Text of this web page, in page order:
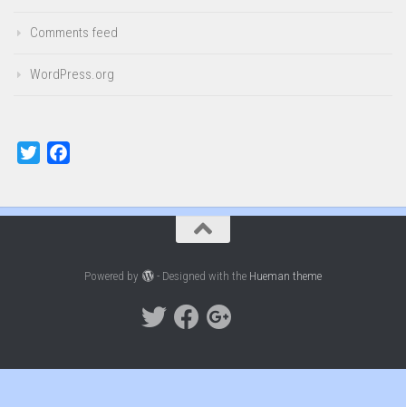
Comments feed
WordPress.org
Twitter
Powered by - Designed with the Hueman theme